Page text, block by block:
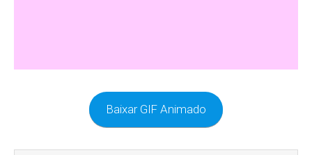
Baixar GIF Animado